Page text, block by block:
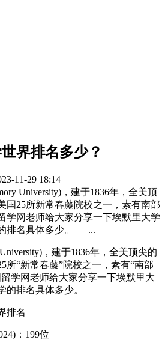
界排名多少？
11-29 18:14
University)，建于1836年，全美顶
国25所新常春藤院校之一，素有南部
学网老师给大家分享一下埃默里大学
排名具体多少。 ...
，建于1836年，全美顶尖的
所“新常春藤”院校之一，素有“南部
学网老师给大家分享一下埃默里大
的排名具体多少。
排名
：199位